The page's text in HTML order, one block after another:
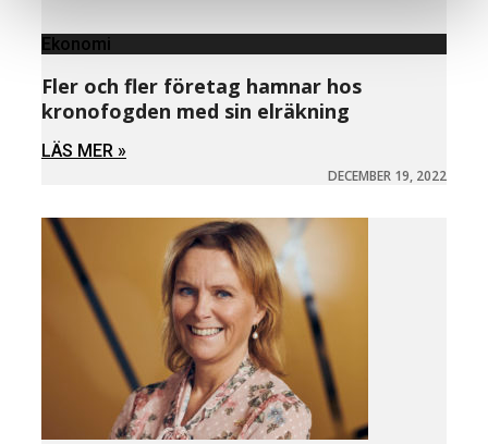
Ekonomi
Fler och fler företag hamnar hos
kronofogden med sin elräkning
LÄS MER »
DECEMBER 19, 2022